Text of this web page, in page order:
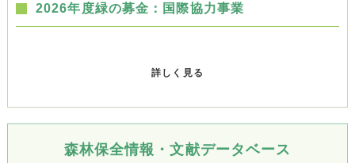
2026年度緑の募金：国際協力事業
詳しく見る
森林保全情報・文献データベース